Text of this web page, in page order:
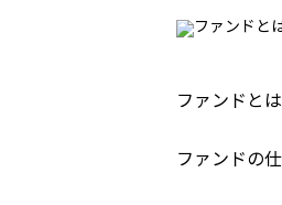
ファンドとは
ファンドの